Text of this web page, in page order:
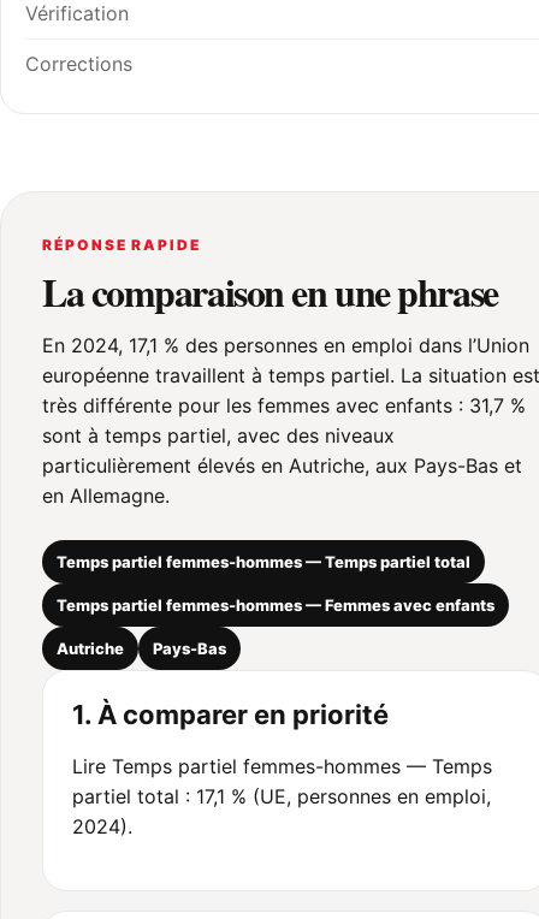
Vérification
Corrections
RÉPONSE RAPIDE
La comparaison en une phrase
En 2024, 17,1 % des personnes en emploi dans l’Union
européenne travaillent à temps partiel. La situation est
très différente pour les femmes avec enfants : 31,7 %
sont à temps partiel, avec des niveaux
particulièrement élevés en Autriche, aux Pays-Bas et
en Allemagne.
Temps partiel femmes-hommes — Temps partiel total
Temps partiel femmes-hommes — Femmes avec enfants
Autriche Pays-Bas
1. À comparer en priorité
Lire Temps partiel femmes-hommes — Temps
partiel total : 17,1 % (UE, personnes en emploi,
2024).